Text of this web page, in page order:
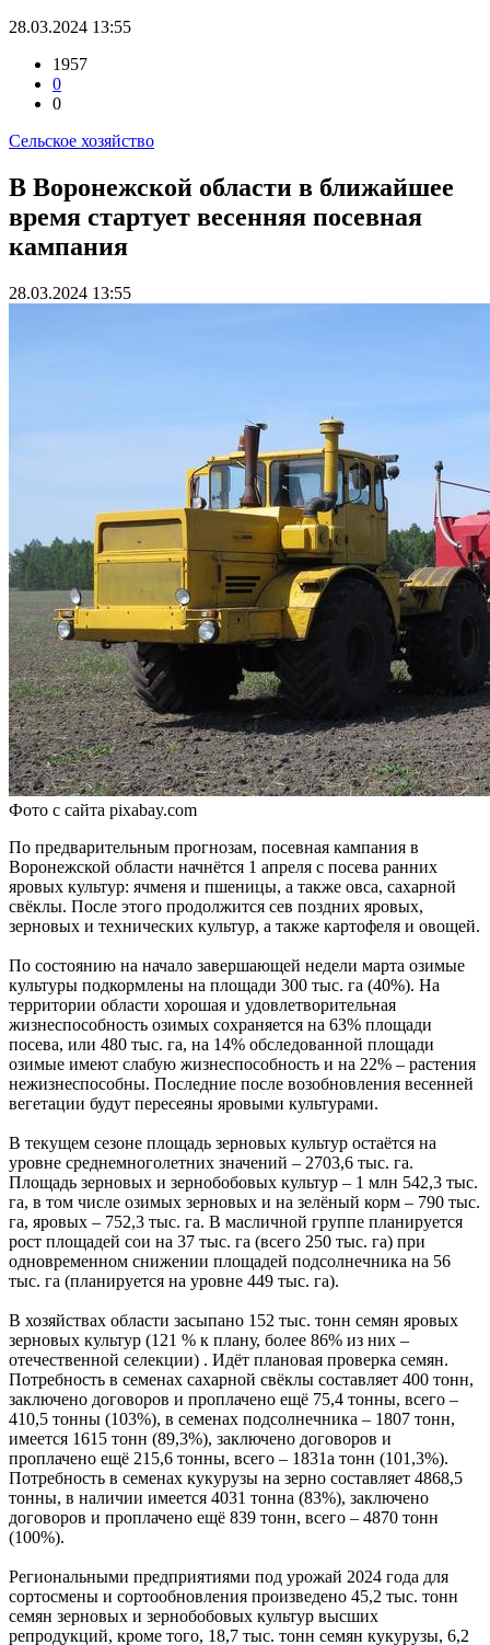
28.03.2024 13:55
1957
0
0
Сельское хозяйство
В Воронежской области в ближайшее
время стартует весенняя посевная
кампания
28.03.2024 13:55
Фото с сайта pixabay.com
По предварительным прогнозам, посевная кампания в
Воронежской области начнётся 1 апреля с посева ранних
яровых культур: ячменя и пшеницы, а также овса, сахарной
свёклы. После этого продолжится сев поздних яровых,
зерновых и технических культур, а также картофеля и овощей.
По состоянию на начало завершающей недели марта озимые
культуры подкормлены на площади 300 тыс. га (40%). На
территории области хорошая и удовлетворительная
жизнеспособность озимых сохраняется на 63% площади
посева, или 480 тыс. га, на 14% обследованной площади
озимые имеют слабую жизнеспособность и на 22% – растения
нежизнеспособны. Последние после возобновления весенней
вегетации будут пересеяны яровыми культурами.
В текущем сезоне площадь зерновых культур остаётся на
уровне среднемноголетних значений – 2703,6 тыс. га.
Площадь зерновых и зернобобовых культур – 1 млн 542,3 тыс.
га, в том числе озимых зерновых и на зелёный корм – 790 тыс.
га, яровых – 752,3 тыс. га. В масличной группе планируется
рост площадей сои на 37 тыс. га (всего 250 тыс. га) при
одновременном снижении площадей подсолнечника на 56
тыс. га (планируется на уровне 449 тыс. га).
В хозяйствах области засыпано 152 тыс. тонн семян яровых
зерновых культур (121 % к плану, более 86% из них –
отечественной селекции) . Идёт плановая проверка семян.
Потребность в семенах сахарной свёклы составляет 400 тонн,
заключено договоров и проплачено ещё 75,4 тонны, всего –
410,5 тонны (103%), в семенах подсолнечника – 1807 тонн,
имеется 1615 тонн (89,3%), заключено договоров и
проплачено ещё 215,6 тонны, всего – 1831а тонн (101,3%).
Потребность в семенах кукурузы на зерно составляет 4868,5
тонны, в наличии имеется 4031 тонна (83%), заключено
договоров и проплачено ещё 839 тонн, всего – 4870 тонн
(100%).
Региональными предприятиями под урожай 2024 года для
сортосмены и сортообновления произведено 45,2 тыс. тонн
семян зерновых и зернобобовых культур высших
репродукций, кроме того, 18,7 тыс. тонн семян кукурузы, 6,2